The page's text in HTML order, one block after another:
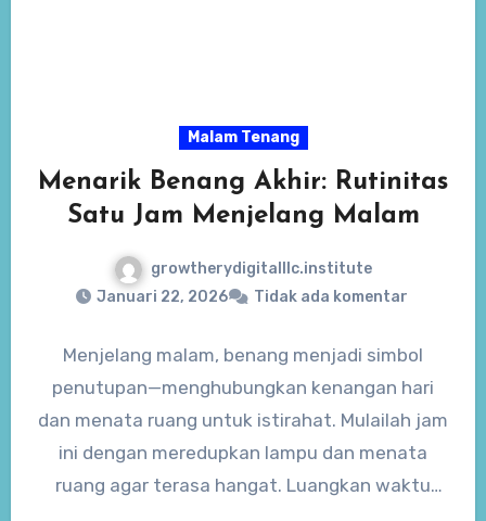
Malam Tenang
Menarik Benang Akhir: Rutinitas
Satu Jam Menjelang Malam
growtherydigitalllc.institute
Januari 22, 2026
Tidak ada komentar
Menjelang malam, benang menjadi simbol
penutupan—menghubungkan kenangan hari
dan menata ruang untuk istirahat. Mulailah jam
ini dengan meredupkan lampu dan menata
ruang agar terasa hangat. Luangkan waktu